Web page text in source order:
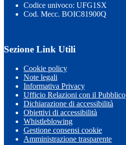
Codice univoco: UFG1SX
Cod. Mecc. BOIC81900Q
Sezione Link Utili
Cookie policy
Note legali
Informativa Privacy
Ufficio Relazioni con il Pubblico
Dichiarazione di accessibilità
Obiettivi di accessibilità
Whistleblowing
Gestione consensi cookie
Amministrazione trasparente